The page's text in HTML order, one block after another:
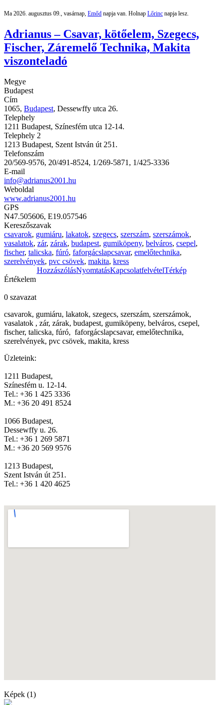
Ma 2026. augusztus 09., vasárnap, Emőd napja van. Holnap Lőrinc napja lesz.
Adrianus – Csavar, kötőelem, Szegecs,
Fischer, Záremelő Technika, Makita
viszonteladó
Megye
Budapest
Cím
1065, Budapest, Dessewffy utca 26.
Telephely
1211 Budapest, Színesfém utca 12-14.
Telephely 2
1213 Budapest, Szent István út 251.
Telefonszám
20/569-9576, 20/491-8524, 1/269-5871, 1/425-3336
E-mail
info@adrianus2001.hu
Weboldal
www.adrianus2001.hu
GPS
N47.505606, E19.057546
Kereszőszavak
csavarok, gumiáru, lakatok, szegecs, szerszám, szerszámok,
vasalatok, zár, zárak, budapest, gumiköpeny, belváros, csepel,
fischer, talicska, fúró, faforgácslapcsavar, emelőtechnika,
szerelvények, pvc csövek, makita, kress
HozzászólásNyomtatásKapcsolatfelvételTérkép
Értékelem
0 szavazat
csavarok, gumiáru, lakatok, szegecs, szerszám, szerszámok,
vasalatok , zár, zárak, budapest, gumiköpeny, belváros, csepel,
fischer, talicska, fúró, faforgácslapcsavar, emelőtechnika,
szerelvények, pvc csövek, makita, kress
Üzleteink:
1211 Budapest,
Színesfém u. 12-14.
Tel.: +36 1 425 3336
M.: +36 20 491 8524
1066 Budapest,
Dessewffy u. 26.
Tel.: +36 1 269 5871
M.: +36 20 569 9576
1213 Budapest,
Szent István út 251.
Tel.: +36 1 420 4625
Képek (1)